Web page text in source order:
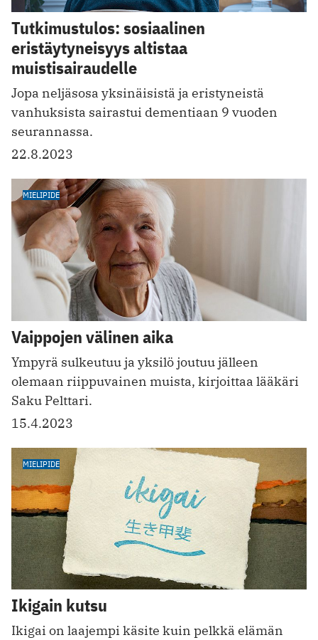
Tutkimustulos: sosiaalinen
eristäytyneisyys altistaa
muistisairaudelle
Jopa neljäsosa yksinäisistä ja eristyneistä
vanhuksista sairastui dementiaan 9 vuoden
seurannassa.
22.8.2023
MIELIPIDE
Vaippojen välinen aika
Ympyrä sulkeutuu ja yksilö joutuu jälleen
olemaan riippuvainen muista, kirjoittaa lääkäri
Saku Pelttari.
15.4.2023
MIELIPIDE
Ikigain kutsu
Ikigai on laajempi käsite kuin pelkkä elämän